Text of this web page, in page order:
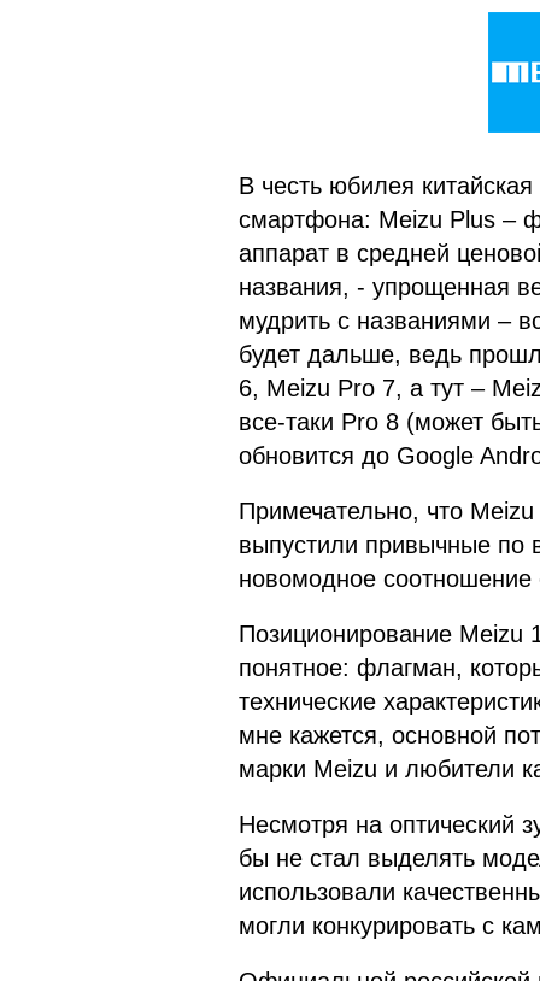
В честь юбилея
смартфона: Meizu Plus –
аппарат в средней
названия, - упрощенная
мудрить с названиями –
будет дальше, ведь
6, Meizu Pro 7, а тут –
все-таки Pro 8 (может
обновится до Google
Примечательно, что
выпустили привычные по
новомодное соотношение
Позиционирование Meizu
понятное: флагман,
технические
мне кажется, основной
марки Meizu и любители
Несмотря на оптический
бы не стал выделять
использовали
могли конкурировать с